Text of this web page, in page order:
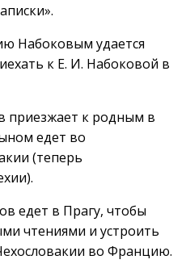
Набоковым удается
к Е. И. Набоковой в
приезжает к родным в
едет во
(теперь
едет в Прагу, чтобы
чтениями и устроить
во Францию.